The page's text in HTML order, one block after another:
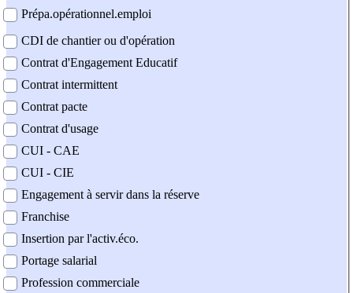
Prépa.opérationnel.emploi
CDI de chantier ou d'opération
Contrat d'Engagement Educatif
Contrat intermittent
Contrat pacte
Contrat d'usage
CUI - CAE
CUI - CIE
Engagement à servir dans la réserve
Franchise
Insertion par l'activ.éco.
Portage salarial
Profession commerciale